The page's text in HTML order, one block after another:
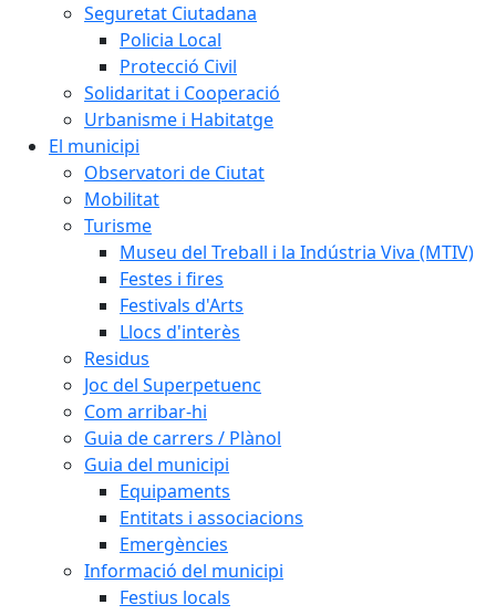
Seguretat Ciutadana
Policia Local
Protecció Civil
Solidaritat i Cooperació
Urbanisme i Habitatge
El municipi
Observatori de Ciutat
Mobilitat
Turisme
Museu del Treball i la Indústria Viva (MTIV)
Festes i fires
Festivals d'Arts
Llocs d'interès
Residus
Joc del Superpetuenc
Com arribar-hi
Guia de carrers / Plànol
Guia del municipi
Equipaments
Entitats i associacions
Emergències
Informació del municipi
Festius locals